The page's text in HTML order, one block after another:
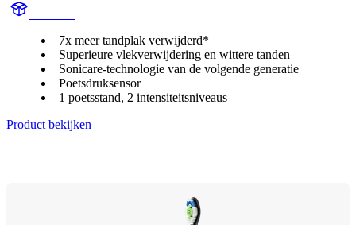
7x meer tandplak verwijderd*
Superieure vlekverwijdering en wittere tanden
Sonicare-technologie van de volgende generatie
Poetsdruksensor
1 poetsstand, 2 intensiteitsniveaus
Product bekijken